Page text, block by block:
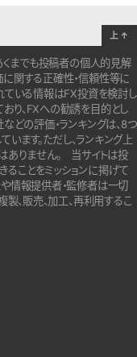
くまでも投稿者の個人的見解
に関する正確性・信頼性等に
ている情報はFX投資を検討し
り、FXへの勧誘を目的とし
どの評価・ランキングは、8つ
います。ただし、ランキング上
ありません。
当サイトは投
ことをミッションに掲げて
情報提供者・監修者は一切
、販売、加工、再利用するこ
上 ↑